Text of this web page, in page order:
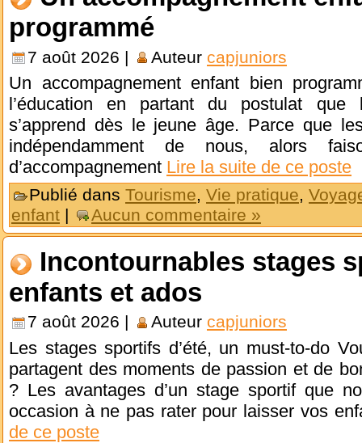
programmé
7 août 2026 | Auteur capjuniors
Un accompagnement enfant bien
l’éducation en partant du postulat que
s’apprend dès le jeune âge. Parce que
indépendamment de nous, alors
d’accompagnement Lire la suite de ce poste
Publié dans Tourisme, Vie pratique,
enfant | Aucun commentaire »
Incontournables stages
enfants et ados
7 août 2026 | Auteur capjuniors
Les stages sportifs d’été, un must-to-do
partagent des moments de passion et de
? Les avantages d’un stage sportif que
occasion à ne pas rater pour laisser vos
de ce poste